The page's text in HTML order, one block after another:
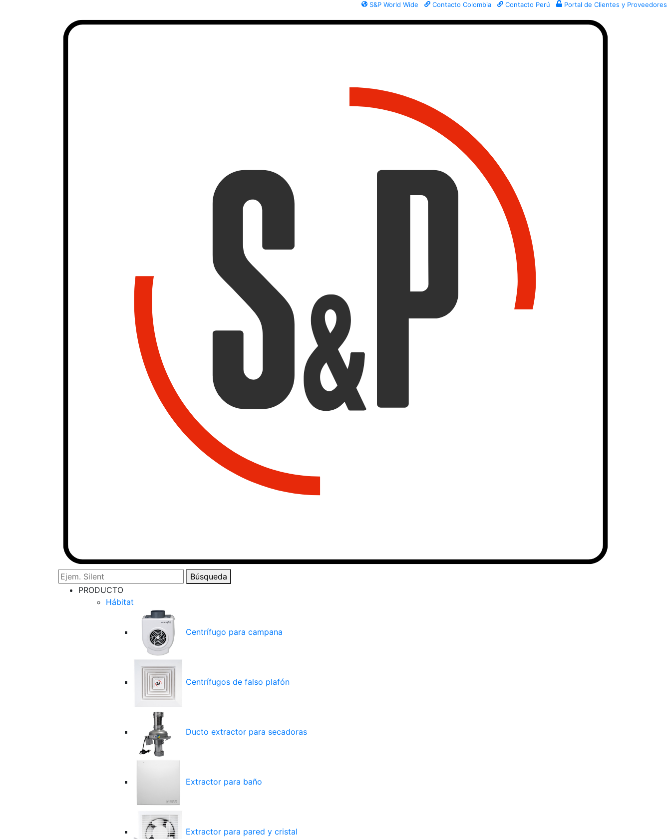
S&P World Wide Contacto Colombia Contacto Perú Portal de Clientes y Proveedores
Búsqueda
PRODUCTO
Hábitat
Centrífugo para campana
Centrífugos de falso plafón
Ducto extractor para secadoras
Extractor para baño
Extractor para pared y cristal